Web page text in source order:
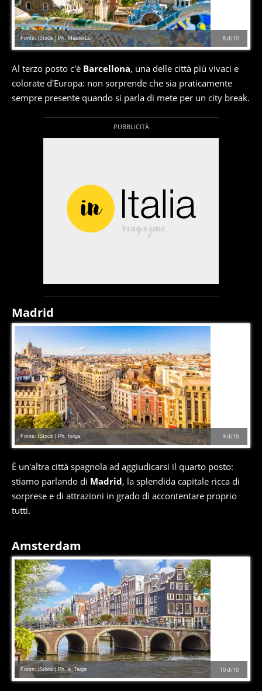
8di 10
Fonte: iStock | Ph. MasterLu
Al terzo posto c'è Barcellona, una delle città più vivaci e
colorate d'Europa: non sorprende che sia praticamente
sempre presente quando si parla di mete per un city break.
Madrid
9di 10
Fonte: iStock | Ph. holgs
È un'altra città spagnola ad aggiudicarsi il quarto posto:
stiamo parlando di Madrid, la splendida capitale ricca di
sorprese e di attrazioni in grado di accontentare proprio
tutti.
Amsterdam
10di 10
Fonte: iStock | Ph. a_Taiga